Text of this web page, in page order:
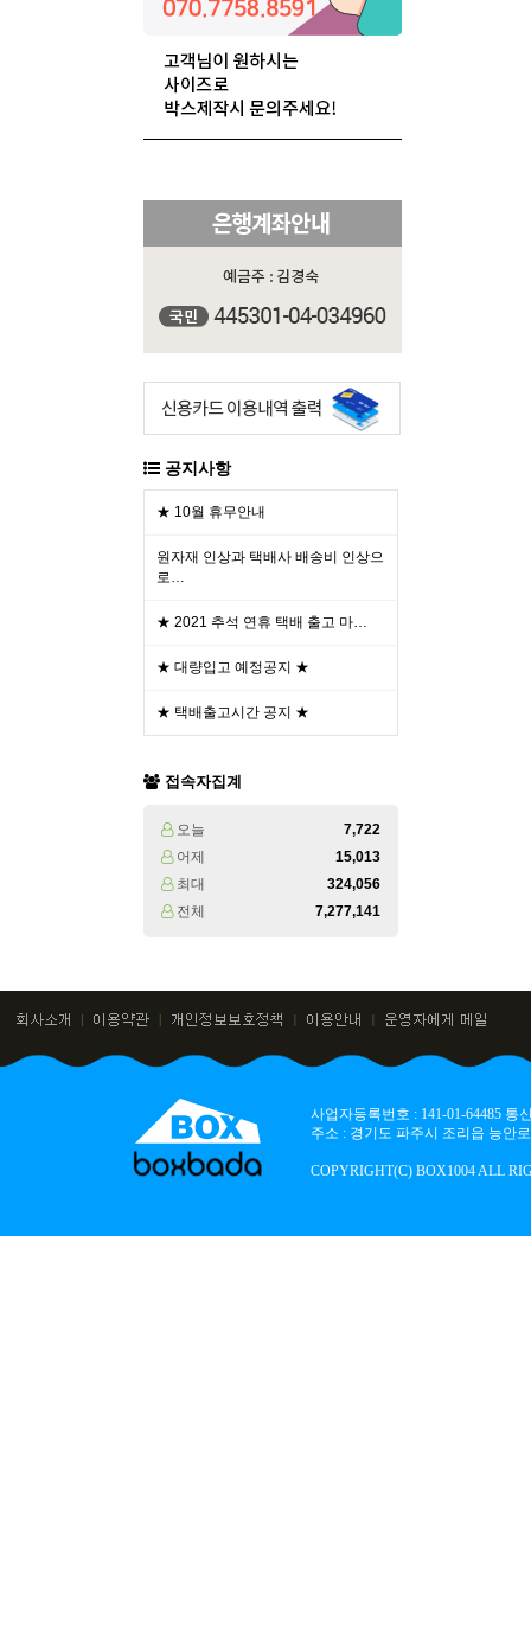
공지사항
★ 10월 휴무안내
원자재 인상과 택배사 배송비 인상으
로…
★ 2021 추석 연휴 택배 출고 마…
★ 대량입고 예정공지 ★
★ 택배출고시간 공지 ★
접속자집계
오늘
7,722
어제
15,013
최대
324,056
전체
7,277,141
사업자등록번호 : 141-01-64485
주소 : 경기도 파주시 조리읍 능안
COPYRIGHT(C) BOX1004 ALL